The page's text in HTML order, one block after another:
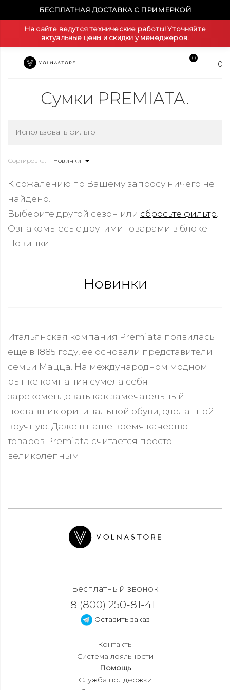
БЕСПЛАТНАЯ ДОСТАВКА С ПРИМЕРКОЙ
На сайте ведутся технические работы! Уточняйте
актуальные цены и скидки у менеджеров.
0
0
Сумки PREMIATA.
Использовать фильтр
Сортировка: Новинки
К сожалению по Вашему запросу ничего не
найдено.
Выберите другой сезон или сбросьте фильтр
Ознакомьтесь с другими товарами в блоке
Новинки.
Новинки
Итальянская компания Premiata появилась
еще в 1885 году, ее основали представители
семьи Мацца. На международном модном
рынке компания сумела себя
зарекомендовать как замечательный
поставщик оригинальной обуви, сделанной
вручную. Даже в наше время качество
товаров Premiata считается просто
великолепным.
Бесплатный звонок
8 (800) 250-81-41
Оставить заказ
Контакты
Система лояльности
Помощь
Служба поддержки